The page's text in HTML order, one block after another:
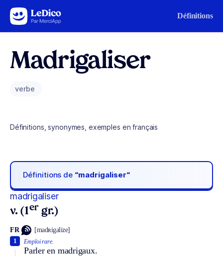
Aller au contenu Définitions
Madrigaliser
verbe
Définitions, synonymes, exemples en français
Définitions de “madrigaliser“
madrigaliser
v. (1er gr.)
FR [madʀigalize]
Emploi rare.
Parler en madrigaux.
1